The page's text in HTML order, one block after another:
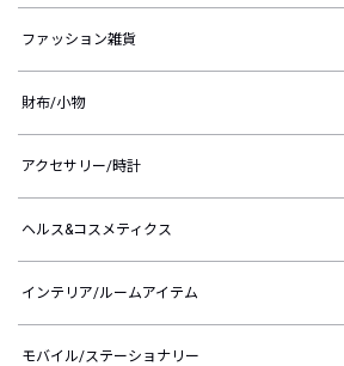
ファッション雑貨
財布/小物
アクセサリー/時計
ヘルス&コスメティクス
インテリア/ルームアイテム
モバイル/ステーショナリー